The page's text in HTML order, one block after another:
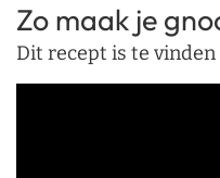
Zo maak je
Dit recept is te vinden